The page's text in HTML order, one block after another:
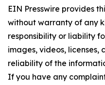
EIN Presswire provides
without warranty of any
responsibility or liability
images, videos, licenses,
reliability of the
If you have any